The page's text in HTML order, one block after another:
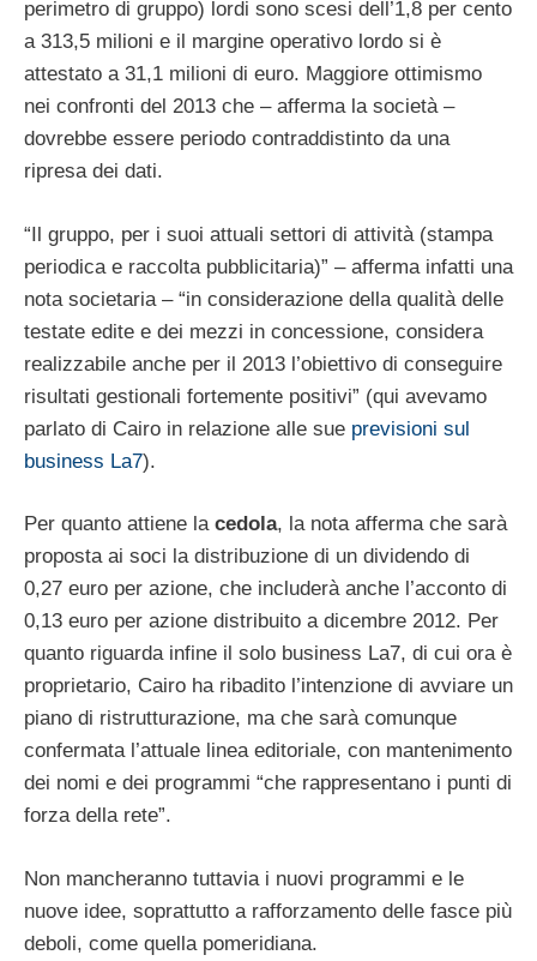
perimetro di gruppo) lordi sono scesi dell’1,8 per cento
a 313,5 milioni e il margine operativo lordo si è
attestato a 31,1 milioni di euro. Maggiore ottimismo
nei confronti del 2013 che – afferma la società –
dovrebbe essere periodo contraddistinto da una
ripresa dei dati.
“Il gruppo, per i suoi attuali settori di attività (stampa
periodica e raccolta pubblicitaria)” – afferma infatti una
nota societaria – “in considerazione della qualità delle
testate edite e dei mezzi in concessione, considera
realizzabile anche per il 2013 l’obiettivo di conseguire
risultati gestionali fortemente positivi” (qui avevamo
parlato di Cairo in relazione alle sue previsioni sul
business La7).
Per quanto attiene la cedola, la nota afferma che sarà
proposta ai soci la distribuzione di un dividendo di
0,27 euro per azione, che includerà anche l’acconto di
0,13 euro per azione distribuito a dicembre 2012. Per
quanto riguarda infine il solo business La7, di cui ora è
proprietario, Cairo ha ribadito l’intenzione di avviare un
piano di ristrutturazione, ma che sarà comunque
confermata l’attuale linea editoriale, con mantenimento
dei nomi e dei programmi “che rappresentano i punti di
forza della rete”.
Non mancheranno tuttavia i nuovi programmi e le
nuove idee, soprattutto a rafforzamento delle fasce più
deboli, come quella pomeridiana.